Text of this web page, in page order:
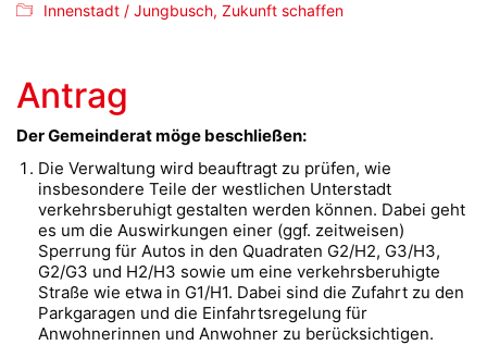
Innenstadt / Jungbusch, Zukunft schaffen
Antrag
Der Gemeinderat möge beschließen:
Die Verwaltung wird beauftragt zu prüfen, wie
insbesondere Teile der westlichen Unterstadt
verkehrsberuhigt gestalten werden können. Dabei geht
es um die Auswirkungen einer (ggf. zeitweisen)
Sperrung für Autos in den Quadraten G2/H2, G3/H3,
G2/G3 und H2/H3 sowie um eine verkehrsberuhigte
Straße wie etwa in G1/H1. Dabei sind die Zufahrt zu den
Parkgaragen und die Einfahrtsregelung für
Anwohnerinnen und Anwohner zu berücksichtigen.